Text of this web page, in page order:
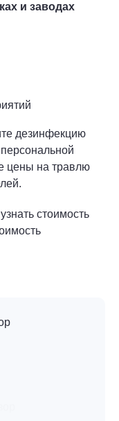
и заводах
дезинфекцию
цены на травлю
стоимость